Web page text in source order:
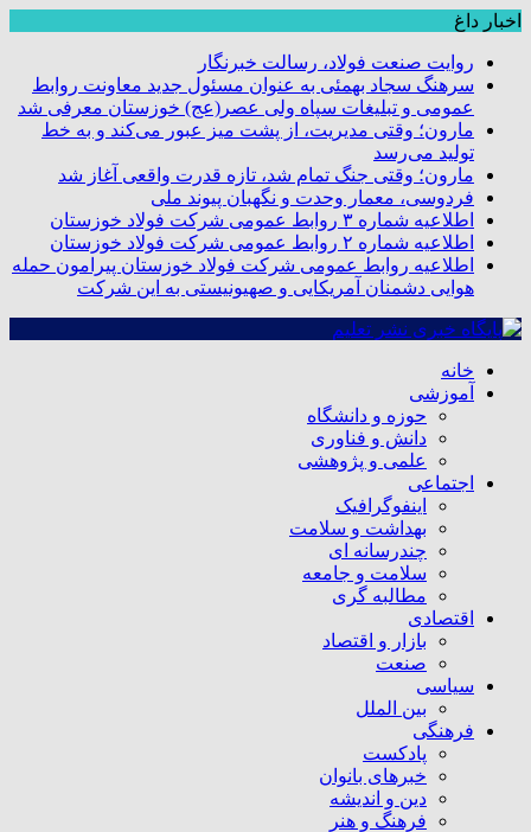
اخبار داغ
روایت صنعت فولاد،‌ رسالت خبرنگار
سرهنگ سجاد بهمئی به عنوان مسئول جدید معاونت روابط
عمومی و تبلیغات سپاه ولی عصر(عج) خوزستان معرفی شد
مارون؛ وقتی مدیریت، از پشت میز عبور می‌کند و به خط
تولید می‌رسد
مارون؛ وقتی جنگ تمام شد، تازه قدرت واقعی آغاز شد
فردوسی، معمار وحدت و نگهبان پیوند ملی
اطلاعیه شماره ۳ روابط عمومی شرکت فولاد خوزستان
اطلاعیه شماره ۲ روابط عمومی شرکت فولاد خوزستان
اطلاعیه روابط عمومی شرکت فولاد خوزستان پیرامون حمله
هوایی دشمنان آمریکایی و صهیونیستی به این شرکت
خانه
آموزشی
حوزه و دانشگاه
دانش و فناوری
علمی و پژوهشی
اجتماعی
اینفوگرافیک
بهداشت و سلامت
چندرسانه ای
سلامت و جامعه
مطالبه گری
اقتصادی
بازار و اقتصاد
صنعت
سیاسی
بین الملل
فرهنگی
پادکست
خبرهای بانوان
دین و اندیشه
فرهنگ و هنر